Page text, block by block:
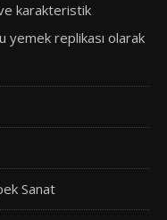
karakteristik
yemek replikası olarak
Sanat